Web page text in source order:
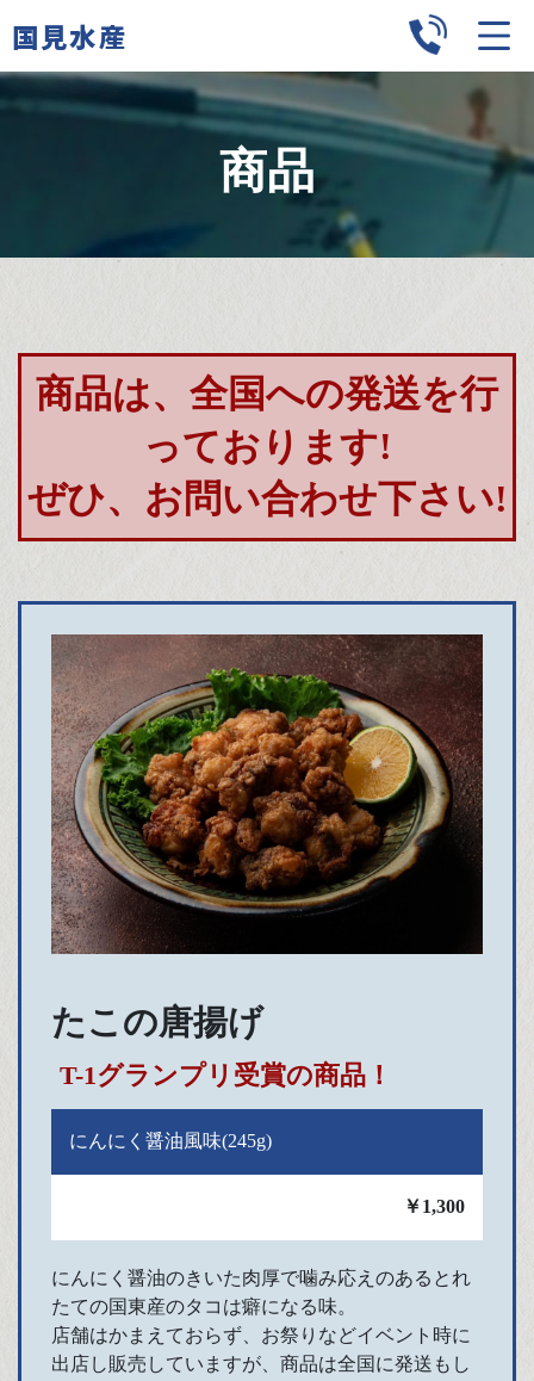
国見水産
商品
商品は、全国への発送を行
っております!
ぜひ、お問い合わせ下さい!
たこの唐揚げ
T-1グランプリ受賞の商品！
にんにく醤油風味(245g)
￥1,300
​​​​​​​にんにく醤油のきいた肉厚で噛み応えのあるとれ
たての国東産のタコは癖になる味。
店舗はかまえておらず、お祭りなどイベント時に
出店し販売していますが、商品は全国に発送もし